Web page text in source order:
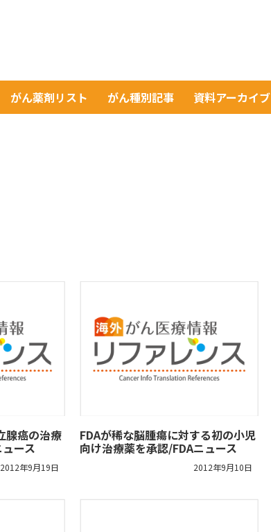
がん薬剤リスト がん種別記事 資料アーカイブ
腺癌の治療
ース
2012年9月19日
FDAが稀な脳腫瘍に対する初の小児
向け治療薬を承認/FDAニュース
2012年9月10日